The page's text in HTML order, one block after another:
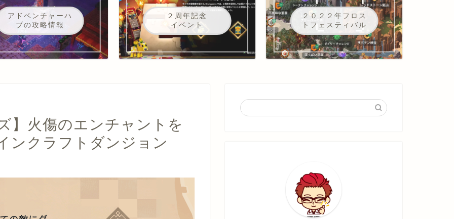
アドベンチャーハ
ブの攻略情報
２周年記念
イベント
２０２２年フロス
トフェスティバル
】火傷のエンチャントを
ンクラフトダンジョン